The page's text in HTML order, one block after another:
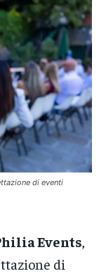
di eventi
Events
di